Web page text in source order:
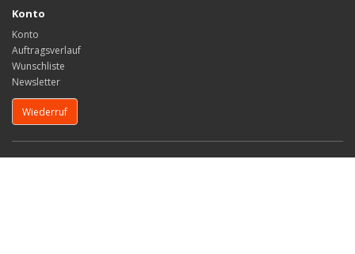
Konto
Konto
Auftragsverlauf
Wunschliste
Newsletter
Wiederruf